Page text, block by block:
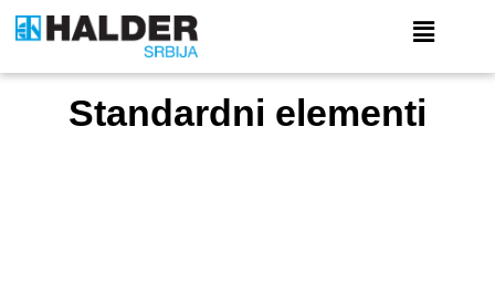
Standardni elementi